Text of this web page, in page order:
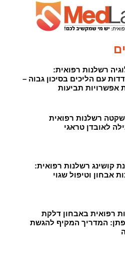
רשלנות רפואית:
עם הליכים בסיכון גבוה –
אפשרויות תביעות
רשלנות רפואית
לאובדן טראגי
קושינג רשלנות רפואית:
אבחון וטיפול שגוי
רפואית באבחון דלקת
המדריך המקיף להגשת